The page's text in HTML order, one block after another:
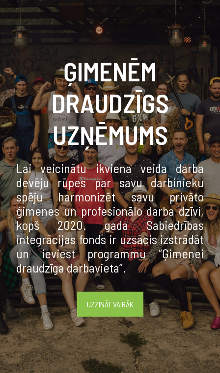
ĢIMENĒM
DRAUDZĪGS
UZŅĒMUMS
Lai veicinātu ikviena veida darba
devēju rūpes par savu darbinieku
spēju harmonizēt savu privāto
ģimenes un profesionālo darba dzīvi,
kopš 2020. gada Sabiedrības
integrācijas fonds ir uzsācis izstrādāt
un ieviest programmu “Ģimenei
draudzīga darbavieta”.
UZZINĀT VAIRĀK